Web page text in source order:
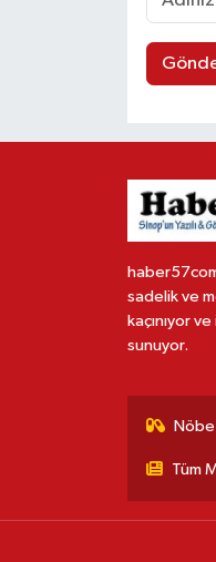
sadelik ve
kaçınıyor
sunuyor.
Tüm